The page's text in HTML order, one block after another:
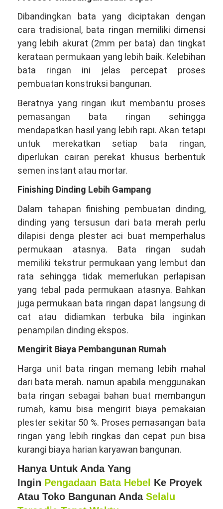
Dibandingkan bata yang diciptakan dengan
cara tradisional, bata ringan memiliki dimensi
yang lebih akurat (2mm per bata) dan tingkat
kerataan permukaan yang lebih baik. Kelebihan
bata ringan ini jelas percepat proses
pembuatan konstruksi bangunan.
Beratnya yang ringan ikut membantu proses
pemasangan bata ringan sehingga
mendapatkan hasil yang lebih rapi. Akan tetapi
untuk merekatkan setiap bata ringan,
diperlukan cairan perekat khusus berbentuk
semen instant atau mortar.
Finishing Dinding Lebih Gampang
Dalam tahapan finishing pembuatan dinding,
dinding yang tersusun dari bata merah perlu
dilapisi denga plester aci buat memperhalus
permukaan atasnya. Bata ringan sudah
memiliki tekstrur permukaan yang lembut dan
rata sehingga tidak memerlukan perlapisan
yang tebal pada permukaan atasnya. Bahkan
juga permukaan bata ringan dapat langsung di
cat atau didiamkan terbuka bila inginkan
penampilan dinding ekspos.
Mengirit Biaya Pembangunan Rumah
Harga unit bata ringan memang lebih mahal
dari bata merah. namun apabila menggunakan
bata ringan sebagai bahan buat membangun
rumah, kamu bisa mengirit biaya pemakaian
plester sekitar 50 %. Proses pemasangan bata
ringan yang lebih ringkas dan cepat pun bisa
kurangi biaya harian karyawan bangunan.
Hanya Untuk Anda Yang
Ingin Pengadaan Bata Hebel Ke Proyek
Atau Toko Bangunan Anda Selalu